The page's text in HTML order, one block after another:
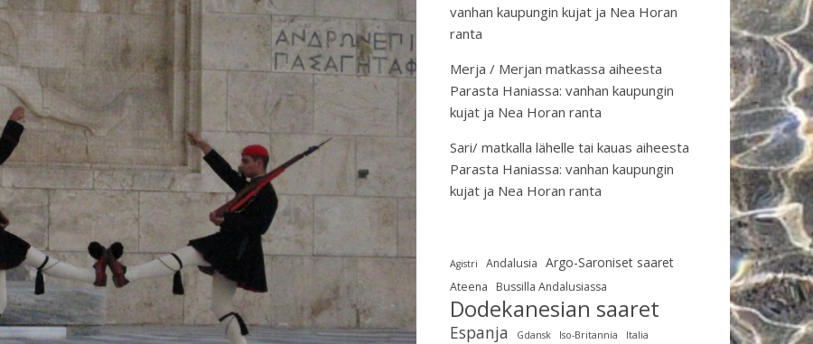
vanhan kaupungin kujat ja Nea Horan
ranta
Merja / Merjan matkassa aiheesta
Parasta Haniassa: vanhan kaupungin
kujat ja Nea Horan ranta
Sari/ matkalla lähelle tai kauas aiheesta
Parasta Haniassa: vanhan kaupungin
kujat ja Nea Horan ranta
Agistri Andalusia Argo-Saroniset saaret
Ateena Bussilla Andalusiassa
Dodekanesian saaret
Espanja Gdansk Iso-Britannia Italia